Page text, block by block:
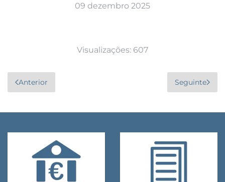
09 dezembro 2025
Visualizações: 607
Anterior Seguinte